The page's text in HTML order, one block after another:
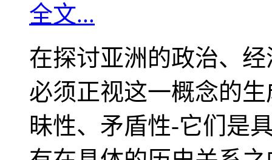
全文...
在探讨亚洲的政治、
必须正视这一概念的
昧性、矛盾性-它们是